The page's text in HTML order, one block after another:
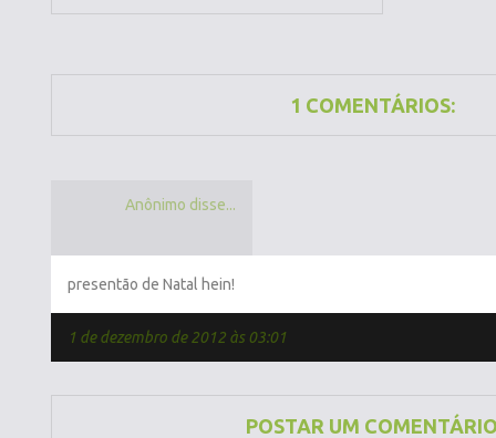
1 COMENTÁRIOS:
Anônimo disse...
presentão de Natal hein!
1 de dezembro de 2012 às 03:01
POSTAR UM